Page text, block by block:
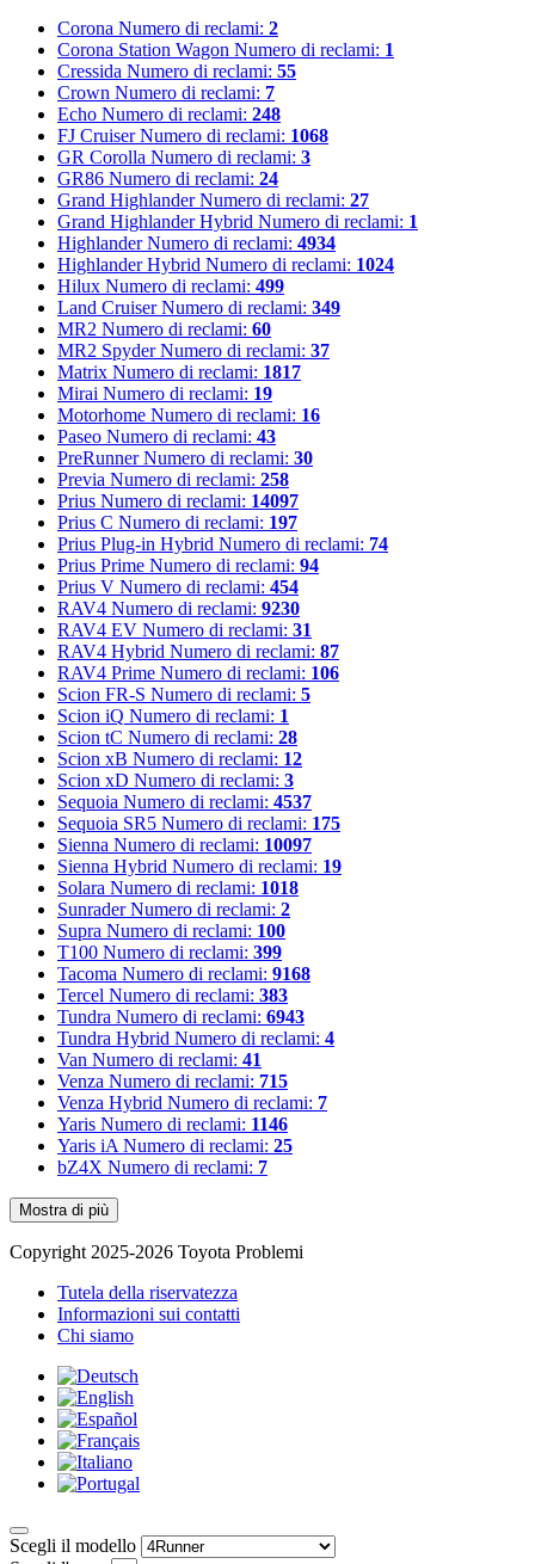
Corona Numero di reclami: 2
Corona Station Wagon Numero di reclami: 1
Cressida Numero di reclami: 55
Crown Numero di reclami: 7
Echo Numero di reclami: 248
FJ Cruiser Numero di reclami: 1068
GR Corolla Numero di reclami: 3
GR86 Numero di reclami: 24
Grand Highlander Numero di reclami: 27
Grand Highlander Hybrid Numero di reclami: 1
Highlander Numero di reclami: 4934
Highlander Hybrid Numero di reclami: 1024
Hilux Numero di reclami: 499
Land Cruiser Numero di reclami: 349
MR2 Numero di reclami: 60
MR2 Spyder Numero di reclami: 37
Matrix Numero di reclami: 1817
Mirai Numero di reclami: 19
Motorhome Numero di reclami: 16
Paseo Numero di reclami: 43
PreRunner Numero di reclami: 30
Previa Numero di reclami: 258
Prius Numero di reclami: 14097
Prius C Numero di reclami: 197
Prius Plug-in Hybrid Numero di reclami: 74
Prius Prime Numero di reclami: 94
Prius V Numero di reclami: 454
RAV4 Numero di reclami: 9230
RAV4 EV Numero di reclami: 31
RAV4 Hybrid Numero di reclami: 87
RAV4 Prime Numero di reclami: 106
Scion FR-S Numero di reclami: 5
Scion iQ Numero di reclami: 1
Scion tC Numero di reclami: 28
Scion xB Numero di reclami: 12
Scion xD Numero di reclami: 3
Sequoia Numero di reclami: 4537
Sequoia SR5 Numero di reclami: 175
Sienna Numero di reclami: 10097
Sienna Hybrid Numero di reclami: 19
Solara Numero di reclami: 1018
Sunrader Numero di reclami: 2
Supra Numero di reclami: 100
T100 Numero di reclami: 399
Tacoma Numero di reclami: 9168
Tercel Numero di reclami: 383
Tundra Numero di reclami: 6943
Tundra Hybrid Numero di reclami: 4
Van Numero di reclami: 41
Venza Numero di reclami: 715
Venza Hybrid Numero di reclami: 7
Yaris Numero di reclami: 1146
Yaris iA Numero di reclami: 25
bZ4X Numero di reclami: 7
Mostra di più
Copyright 2025-2026 Toyota Problemi
Tutela della riservatezza
Informazioni sui contatti
Chi siamo
Scegli il modello